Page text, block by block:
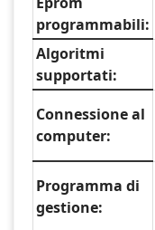
programmabili:
Algoritmi
supportati:
Connessione al
computer:
Programma di
gestione: